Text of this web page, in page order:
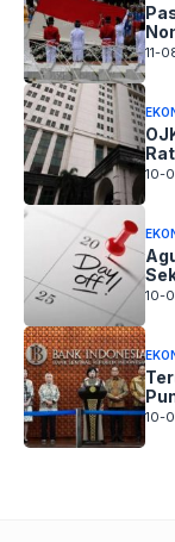
11-
10-
10-
10-